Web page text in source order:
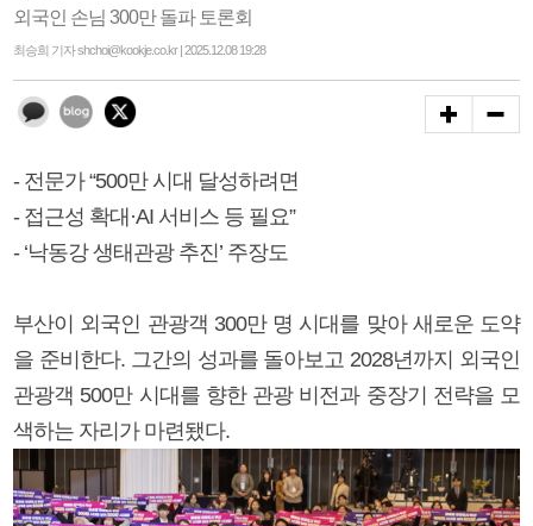
외국인 손님 300만 돌파 토론회
최승희 기자 shchoi@kookje.co.kr | 2025.12.08 19:28
- 전문가 “500만 시대 달성하려면
- 접근성 확대·AI 서비스 등 필요”
- ‘낙동강 생태관광 추진’ 주장도
부산이 외국인 관광객 300만 명 시대를 맞아 새로운 도약
을 준비한다. 그간의 성과를 돌아보고 2028년까지 외국인
관광객 500만 시대를 향한 관광 비전과 중장기 전략을 모
색하는 자리가 마련됐다.